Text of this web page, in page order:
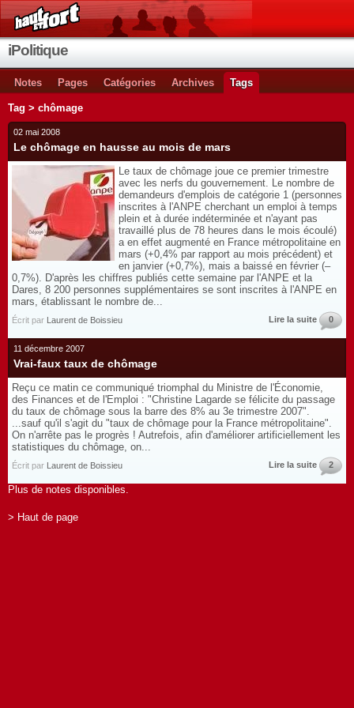
iPolitique
Notes Pages Catégories Archives Tags
Tag > chômage
02 mai 2008
Le chômage en hausse au mois de mars
Le taux de chômage joue ce premier trimestre
avec les nerfs du gouvernement. Le nombre de
demandeurs d'emplois de catégorie 1 (personnes
inscrites à l'ANPE cherchant un emploi à temps
plein et à durée indéterminée et n'ayant pas
travaillé plus de 78 heures dans le mois écoulé)
a en effet augmenté en France métropolitaine en
mars (+0,4% par rapport au mois précédent) et
en janvier (+0,7%), mais a baissé en février (–
0,7%). D'après les chiffres publiés cette semaine par l'ANPE et la
Dares, 8 200 personnes supplémentaires se sont inscrites à l'ANPE en
mars, établissant le nombre de...
Écrit par Laurent de Boissieu Lire la suite 0
11 décembre 2007
Vrai-faux taux de chômage
Reçu ce matin ce communiqué triomphal du Ministre de l'Économie,
des Finances et de l'Emploi : "Christine Lagarde se félicite du passage
du taux de chômage sous la barre des 8% au 3e trimestre 2007".
...sauf qu'il s'agit du "taux de chômage pour la France métropolitaine".
On n'arrête pas le progrès ! Autrefois, afin d'améliorer artificiellement les
statistiques du chômage, on...
Écrit par Laurent de Boissieu Lire la suite 2
Plus de notes disponibles.
> Haut de page